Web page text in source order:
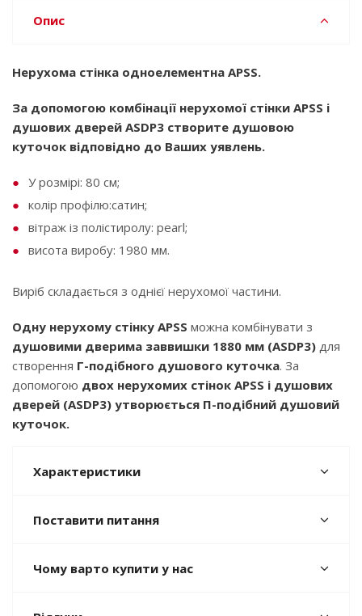
Опис
Нерухома стінка одноелементна APSS.
За допомогою комбінації нерухомої стінки APSS і
душових дверей ASDP3 створите душовою
куточок відповідно до Ваших уявлень.
У розмірі: 80 см;
колір профілю:сатин;
вітраж із полістиролу: pearl;
висота виробу: 1980 мм.
Виріб складається з однієї нерухомої частини.
Одну нерухому стінку APSS можна комбінувати з
душовими дверима заввишки 1880 мм (ASDP3) для
створення Г-подібного душового куточка. За
допомогою двох нерухомих стінок APSS і душових
дверей (ASDP3) утворюється П-подібний душовий
куточок.
Характеристики
Поставити питання
Чому варто купити у нас